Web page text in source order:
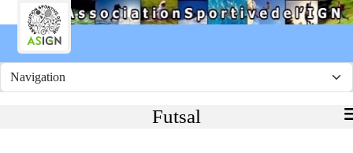
Futsal
Panneau de gestion des cookies